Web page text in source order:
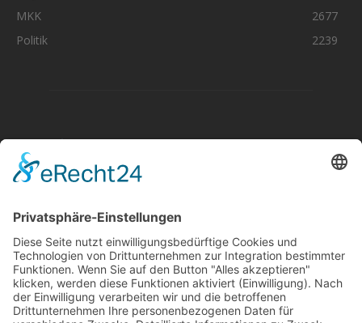
MKK
2677
Politik
2239
Aktuelle Nachrichten aus dem MKK-Kreis.
Kontaktiere uns:team@mkk-echo.de